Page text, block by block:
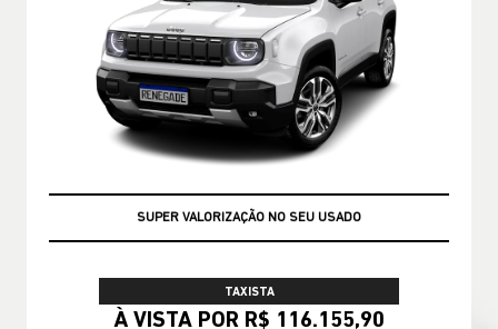
GARANTIA 05 ANOS JEEP
TAXISTA
À VISTA POR R$ 116.155,90